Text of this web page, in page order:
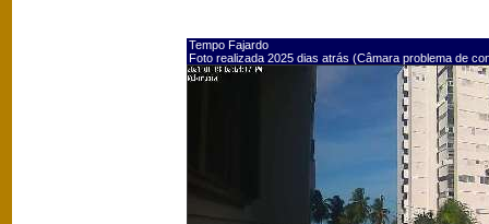
Tempo Fajardo
Foto realizada 2025 dias atrás (Câmara problema de